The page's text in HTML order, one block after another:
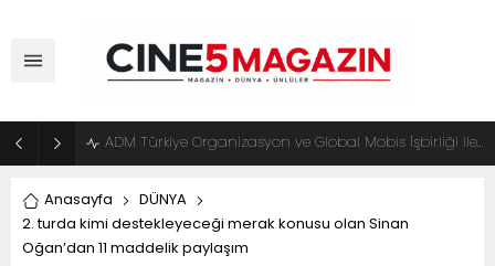
ADM Türkiye Organizasyon ve Global Mobis İşbirliği ile Halka Açık Motosiklet Festivali
Anasayfa
DÜNYA
2. turda kimi destekleyeceği merak konusu olan Sinan
Oğan’dan 11 maddelik paylaşım